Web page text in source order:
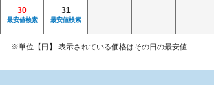
30
最安値検索
31
最安値検索
※単位【円】 表示されている価格はその日の最安値